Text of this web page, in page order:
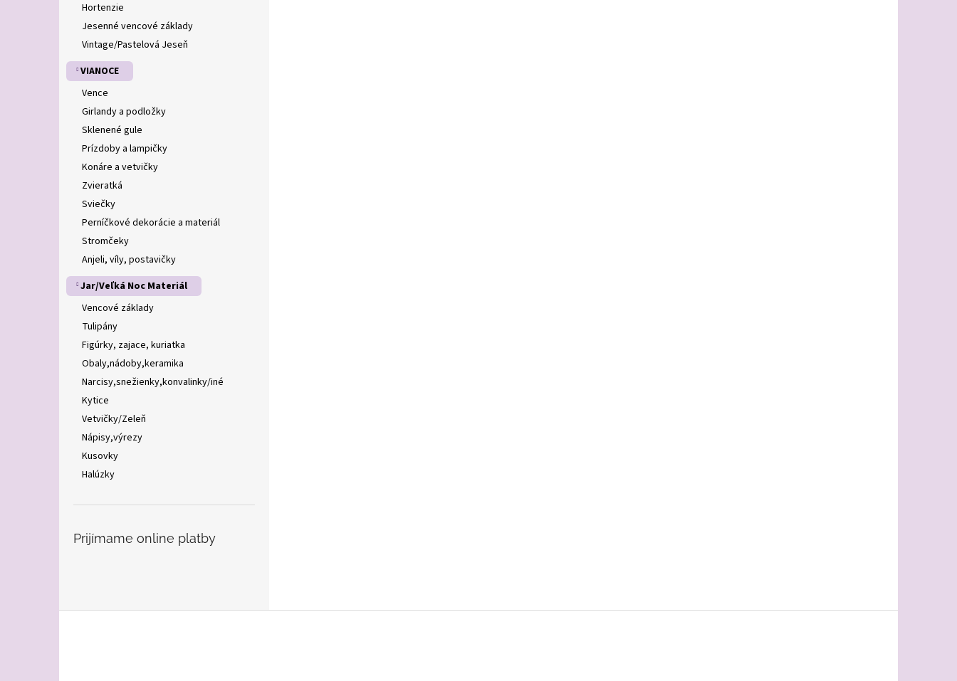
Hortenzie
Jesenné vencové základy
Vintage/Pastelová Jeseň
VIANOCE
Vence
Girlandy a podložky
Sklenené gule
Prízdoby a lampičky
Konáre a vetvičky
Zvieratká
Sviečky
Perníčkové dekorácie a materiál
Stromčeky
Anjeli, víly, postavičky
Jar/Veľká Noc Materiál
Vencové základy
Tulipány
Figúrky, zajace, kuriatka
Obaly,nádoby,keramika
Narcisy,snežienky,konvalinky/iné
Kytice
Vetvičky/Zeleň
Nápisy,výrezy
Kusovky
Halúzky
Prijímame online platby